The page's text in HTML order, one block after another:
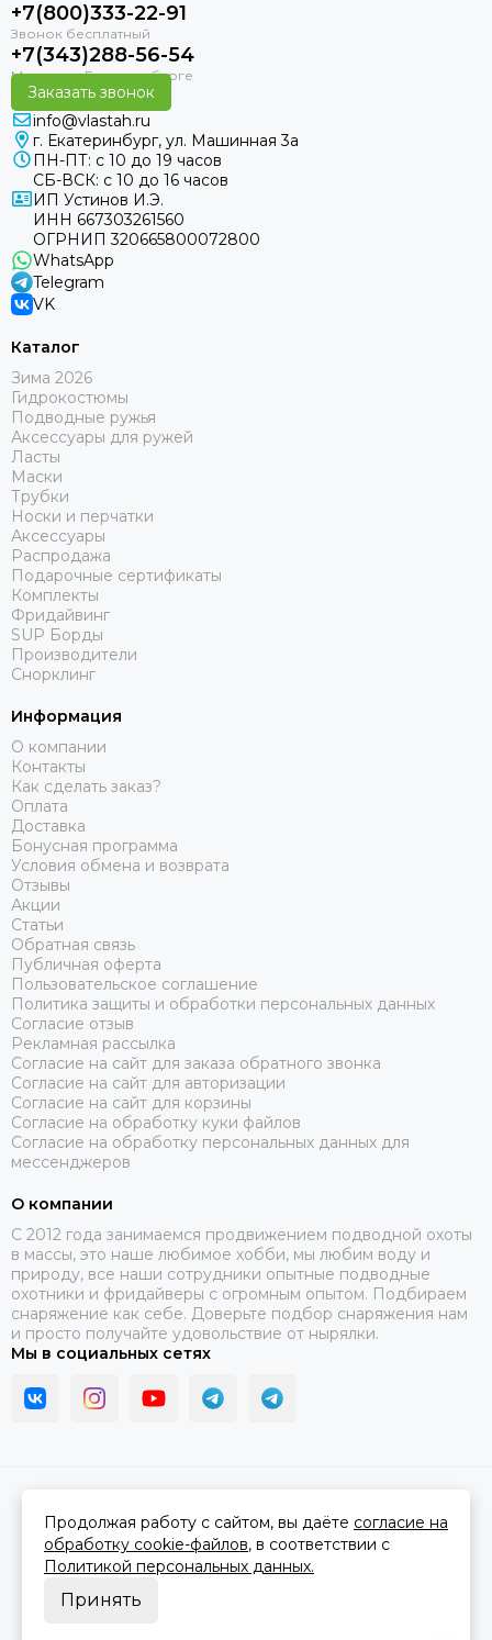
+7(800)333-22-91
+7(343)288-56-54
Заказать звонок
info@vlastah.ru
г. Екатеринбург, ул. Машинная 3а
ПН-ПТ: с 10 до 19 часов
СБ-ВСК: с 10 до 16 часов
ИП Устинов И.Э.
ИНН 667303261560
ОГРНИП 320665800072800
WhatsApp
Telegram
VK
Каталог
Зима 2026
Гидрокостюмы
Подводные ружья
Аксессуары для ружей
Ласты
Маски
Трубки
Носки и перчатки
Аксессуары
Распродажа
Подарочные сертификаты
Комплекты
Фридайвинг
SUP Борды
Производители
Снорклинг
Информация
О компании
Контакты
Как сделать заказ?
Оплата
Доставка
Бонусная программа
Условия обмена и возврата
Отзывы
Акции
Статьи
Обратная связь
Публичная оферта
Пользовательское соглашение
Политика защиты и обработки персональных данных
Согласие отзыв
Рекламная рассылка
Согласие на сайт для заказа обратного звонка
Согласие на сайт для авторизации
Согласие на сайт для корзины
Согласие на обработку куки файлов
Согласие на обработку персональных данных для
мессенджеров
О компании
C 2012 года занимаемся продвижением подводной охоты
в массы, это наше любимое хобби, мы любим воду и
природу, все наши сотрудники опытные подводные
охотники и фридайверы с огромным опытом. Подбираем
снаряжение как себе. Доверьте подбор снаряжения нам
и просто получайте удовольствие от нырялки.
Мы в социальных сетях
Сделано вMOSK.STUDIOдля платформыInSales
Продолжая работу с сайтом, вы даёте согласие на
обработку cookie-файлов, в соответствии с
Политикой персональных данных.
Принять